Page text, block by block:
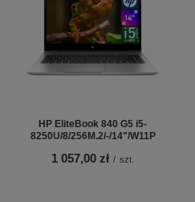
HP EliteBook 840 G5 i5-
8250U/8/256M.2/-/14"/W11P
1 057,00 zł / szt.